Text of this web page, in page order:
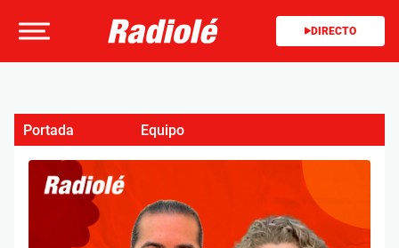
DIRECTO
Portada Equipo